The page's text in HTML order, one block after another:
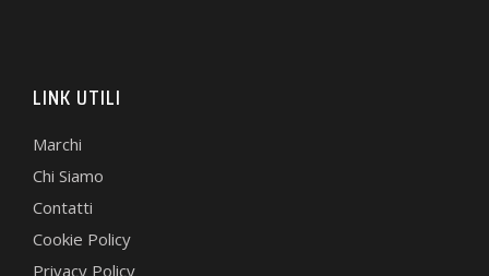
LINK UTILI
Marchi
Chi Siamo
Contatti
Cookie Policy
Privacy Policy